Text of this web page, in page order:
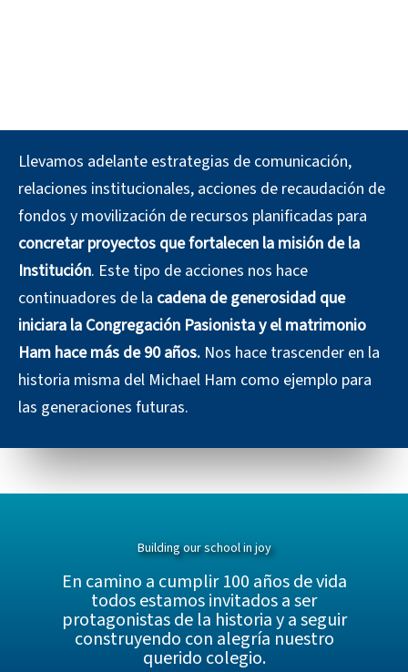
Llevamos adelante estrategias de comunicación,
relaciones institucionales, acciones de recaudación de
fondos y movilización de recursos planificadas para
concretar proyectos que fortalecen la misión de la
Institución. Este tipo de acciones nos hace
continuadores de la cadena de generosidad que
iniciara la Congregación Pasionista y el matrimonio
Ham hace más de 90 años. Nos hace trascender en la
historia misma del Michael Ham como ejemplo para
las generaciones futuras.
Building our school in joy
En camino a cumplir 100 años de vida
todos estamos invitados a ser
protagonistas de la historia y a seguir
construyendo con alegría nuestro
querido colegio.